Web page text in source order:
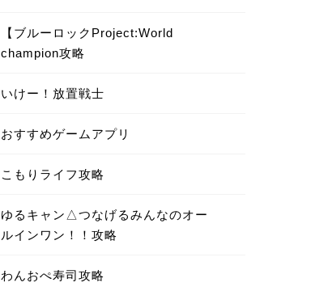
【ブルーロックProject:World
champion攻略
いけー！放置戦士
おすすめゲームアプリ
こもりライフ攻略
ゆるキャン△つなげるみんなのオー
ルインワン！！攻略
わんおぺ寿司攻略